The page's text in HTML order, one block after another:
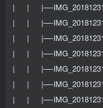
| | |—-
| | |—-
| | |—-
| | |—-
| | |—-
| | |—-
| | |—-